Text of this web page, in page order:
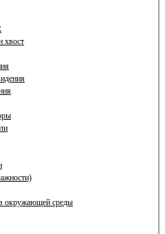
хвост
окружающей среды